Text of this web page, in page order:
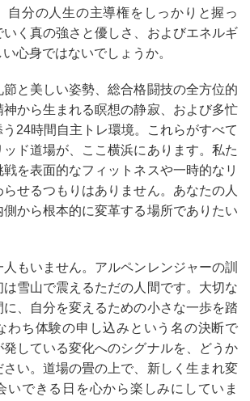
自分の人生の主導権をしっかりと握っ
く真の強さと優しさ、およびエネルギ
心身ではないでしょうか。
と美しい姿勢、総合格闘技の全方位的
から生まれる瞑想の静寂、および多忙
24時間自主トレ環境。これらがすべて
ド道場が、ここ横浜にあります。私た
を表面的なフィットネスや一時的なリ
せるつもりはありません。あなたの人
から根本的に変革する場所でありたい
もいません。アルペンレンジャーの訓
雪山で震えるただの人間です。大切な
、自分を変えるための小さな一歩を踏
わち体験の申し込みという名の決断で
している変化へのシグナルを、どうか
さい。道場の畳の上で、新しく生まれ変
いできる日を心から楽しみにしていま